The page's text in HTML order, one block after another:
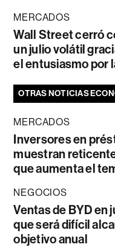
MERCADOS
Wall Street cerró
un julio volátil
el entusiasmo por
OTRAS NOTICIAS
MERCADOS
Inversores en
muestran
que aumenta el
NEGOCIOS
Ventas de BYD en
que será difícil
objetivo anual